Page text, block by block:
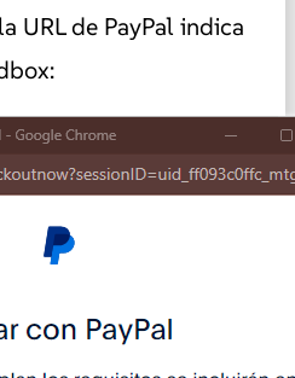
URL de PayPal indica